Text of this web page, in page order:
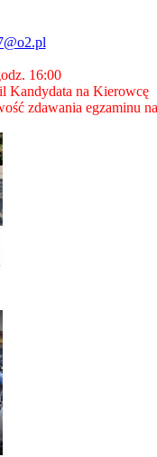
16:00
Kandydata na Kierowcę
zdawania egzaminu na